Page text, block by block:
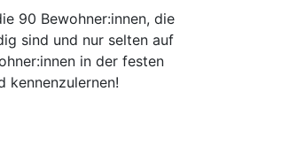
90 Bewohner:innen, die
sind und nur selten auf
in der festen
kennenzulernen!